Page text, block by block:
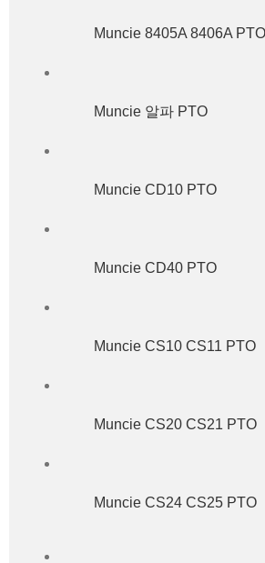
Muncie 8405A 8406A PTO
Muncie 알파 PTO
Muncie CD10 PTO
Muncie CD40 PTO
Muncie CS10 CS11 PTO
Muncie CS20 CS21 PTO
Muncie CS24 CS25 PTO